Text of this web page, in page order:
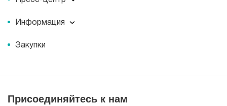
Миссия
История
Документы
Пациентам
Пресс-центр
Новости
Журнал для пациентов «МЕДСИ СЕГОДНЯ»
Информация
Информация
Справочник направлений
Закупки
Присоединяйтесь к нам